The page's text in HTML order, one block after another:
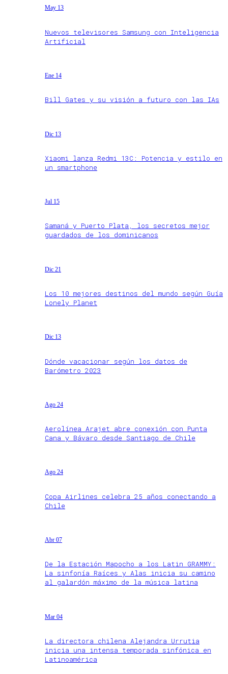
May 13
Nuevos televisores Samsung con Inteligencia
Artificial
Ene 14
Bill Gates y su visión a futuro con las IAs
Dic 13
Xiaomi lanza Redmi 13C: Potencia y estilo en
un smartphone
Jul 15
Samaná y Puerto Plata, los secretos mejor
guardados de los dominicanos
Dic 21
Los 10 mejores destinos del mundo según Guía
Lonely Planet
Dic 13
Dónde vacacionar según los datos de
Barómetro 2023
Ago 24
Aerolínea Arajet abre conexión con Punta
Cana y Bávaro desde Santiago de Chile
Ago 24
Copa Airlines celebra 25 años conectando a
Chile
Abr 07
De la Estación Mapocho a los Latin GRAMMY:
La sinfonía Raíces y Alas inicia su camino
al galardón máximo de la música latina
Mar 04
La directora chilena Alejandra Urrutia
inicia una intensa temporada sinfónica en
Latinoamérica